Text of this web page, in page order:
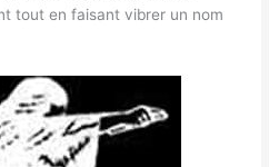
tout en faisant vibrer un nom